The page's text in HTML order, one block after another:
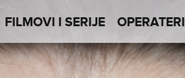
FILMOVI I SERIJE OPERATERI